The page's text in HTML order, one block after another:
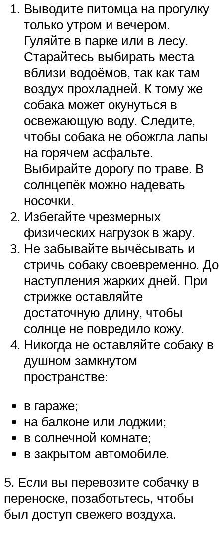
Выводите питомца на прогулку
только утром и вечером.
Гуляйте в парке или в лесу.
Старайтесь выбирать места
вблизи водоёмов, так как там
воздух прохладней. К тому же
собака может окунуться в
освежающую воду. Следите,
чтобы собака не обожгла лапы
на горячем асфальте.
Выбирайте дорогу по траве. В
солнцепёк можно надевать
носочки.
Избегайте чрезмерных
физических нагрузок в жару.
Не забывайте вычёсывать и
стричь собаку своевременно. До
наступления жарких дней. При
стрижке оставляйте
достаточную длину, чтобы
солнце не повредило кожу.
Никогда не оставляйте собаку в
душном замкнутом
пространстве:
в гараже;
на балконе или лоджии;
в солнечной комнате;
в закрытом автомобиле.
5. Если вы перевозите собачку в
переноске, позаботьтесь, чтобы
был доступ свежего воздуха.